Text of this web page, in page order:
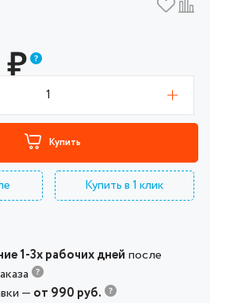
₽
1
Купить
Купить в 1 клик
1-3х рабочих дней после
— от 990 руб.